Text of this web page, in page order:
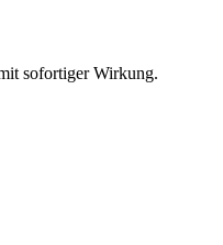
sofortiger Wirkung.